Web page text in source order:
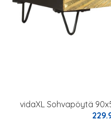
vidaXL Sohvapöytä